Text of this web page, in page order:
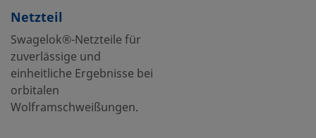
Netzteil
Swagelok®-Netzteile für
zuverlässige und
einheitliche Ergebnisse bei
orbitalen
Wolframschweißungen.